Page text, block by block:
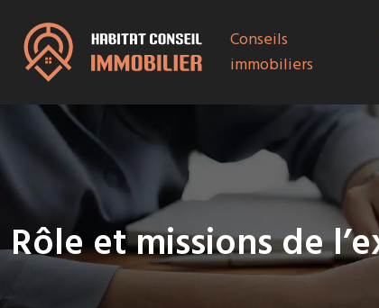
Conseils
immobiliers
Rôle et missions de